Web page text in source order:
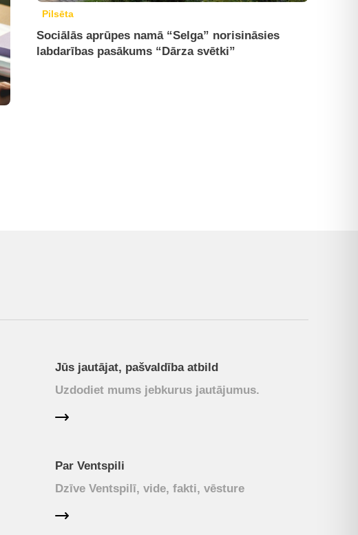
Pilsēta
Sociālās aprūpes namā “Selga” norisināsies
labdarības pasākums “Dārza svētki”
Jūs jautājat, pašvaldība atbild
Uzdodiet mums jebkurus jautājumus.
Par Ventspili
Dzīve Ventspilī, vide, fakti, vēsture